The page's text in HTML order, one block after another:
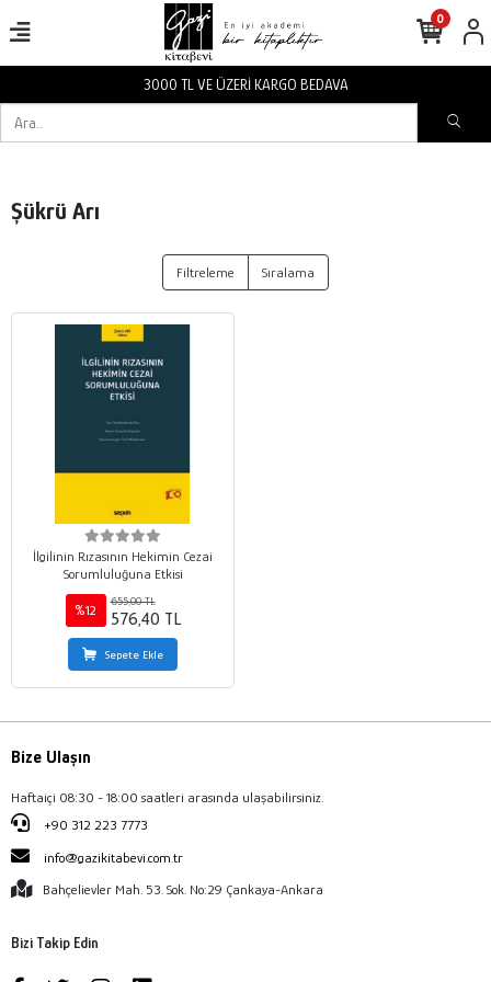
3000 TL VE ÜZERİ KARGO BEDAVA
0
Şükrü Arı
Filtreleme Sıralama
İlgilinin Rızasının Hekimin Cezai
Sorumluluğuna Etkisi
%12
655,00 TL
576,40 TL
Sepete Ekle
Bize Ulaşın
Haftaiçi 08:30 - 18:00 saatleri arasında ulaşabilirsiniz.
+90 312 223 7773
info@gazikitabevi.com.tr
Bahçelievler Mah. 53. Sok. No:29 Çankaya-Ankara
Bizi Takip Edin